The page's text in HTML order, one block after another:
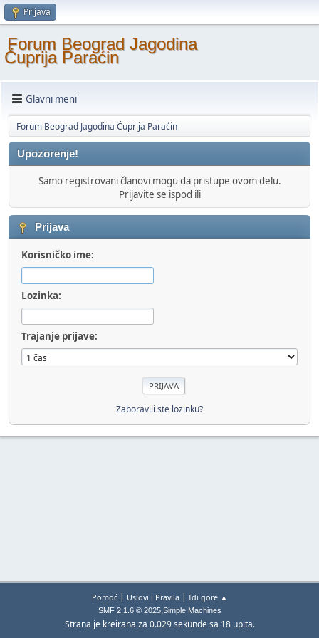
Prijava
Forum Beograd Jagodina
Ćuprija Paraćin
Glavni meni
Forum Beograd Jagodina Ćuprija Paraćin
Upozorenje!
Samo registrovani članovi mogu da pristupe ovom delu.
Prijavite se ispod ili
Prijava
Korisničko ime:
Lozinka:
Trajanje prijave:
Zaboravili ste lozinku?
Pomoć| Uslovi i Pravila| Idi gore ▲
SMF 2.1.6 © 2025,Simple Machines
Strana je kreirana za 0.029 sekunde sa 18 upita.